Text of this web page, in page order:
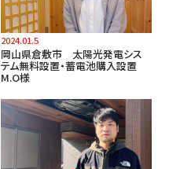
2024.01.5
岡山県倉敷市 太陽光発電シス
テム無料設置・蓄電池購入設置
M.O様